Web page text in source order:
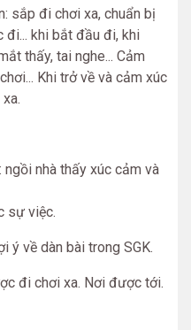
sắp đi chơi xa, chuẩn bị
đi... khi bắt đầu đi, khi
thấy, tai nghe... Cảm
Khi trở về và cảm xúc
nhà thấy xúc cảm và
sự việc.
ý về dàn bài trong SGK.
đi chơi xa. Nơi được tới.